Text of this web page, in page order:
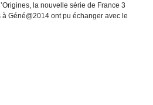
la nouvelle série de France 3
Géné@2014 ont pu échanger avec le